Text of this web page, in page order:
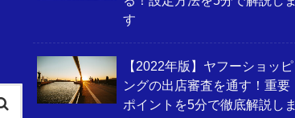
す
【2022年版】ヤフーショッピ
ングの出店審査を通す！重要
ポイントを5分で徹底解説しま